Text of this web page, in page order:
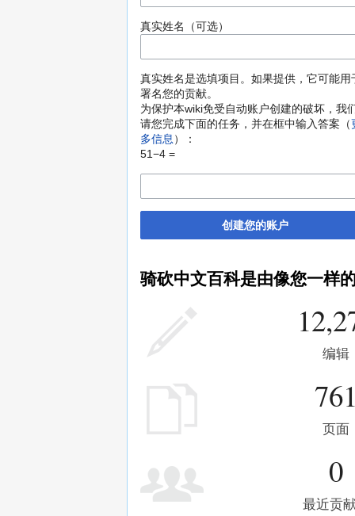
真实姓名（可选）
真实姓名是选填项目。如果提供，它可能用
署名您的贡献。
为保护本wiki免受自动账户创建的破坏，我
请您完成下面的任务，并在框中输入答案（
多信息）：
51−4 =
创建您的账户
骑砍中文百科是由像您一样
编辑
页面
0
最近贡